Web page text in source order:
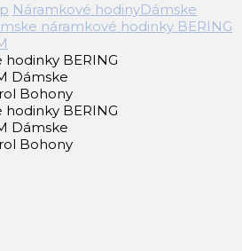
Náramkové hodinyDámske
náramkové hodinky BERING